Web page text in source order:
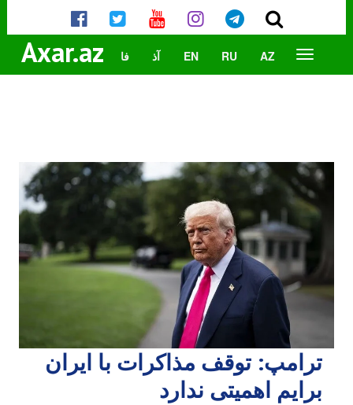
Axar.az AZ
RU
EN آذ فا
ترامپ: توقف مذاکرات با ایران
برایم اهمیتی ندارد